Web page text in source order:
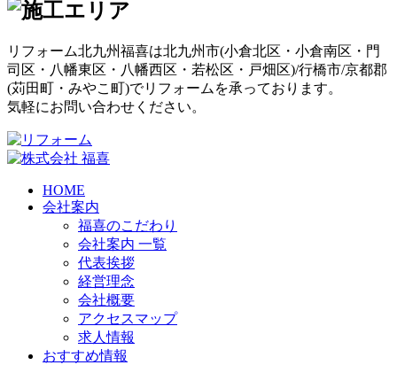
リフォーム北九州福喜は北九州市(小倉北区 ・ 小倉南区 ・ 門
司区 ・ 八幡東区 ・ 八幡西区 ・ 若松区 ・ 戸畑区)/行橋市/京都郡
(苅田町 ・ みやこ町)でリフォームを承っております。
気軽にお問い合わせください。
HOME
会社案内
福喜のこだわり
会社案内 一覧
代表挨拶
経営理念
会社概要
アクセスマップ
求人情報
おすすめ情報